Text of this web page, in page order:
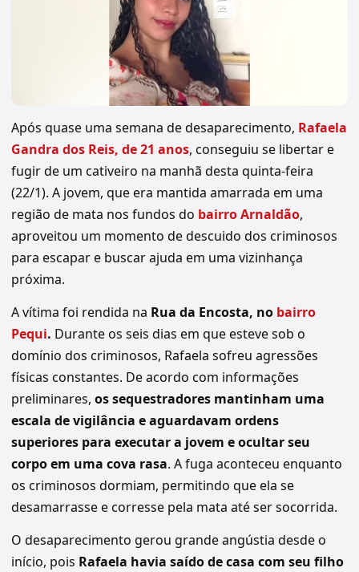
Após quase uma semana de desaparecimento, Rafaela
Gandra dos Reis, de 21 anos, conseguiu se libertar e
fugir de um cativeiro na manhã desta quinta-feira
(22/1). A jovem, que era mantida amarrada em uma
região de mata nos fundos do bairro Arnaldão,
aproveitou um momento de descuido dos criminosos
para escapar e buscar ajuda em uma vizinhança
próxima.
A vítima foi rendida na Rua da Encosta, no bairro
Pequi. Durante os seis dias em que esteve sob o
domínio dos criminosos, Rafaela sofreu agressões
físicas constantes. De acordo com informações
preliminares, os sequestradores mantinham uma
escala de vigilância e aguardavam ordens
superiores para executar a jovem e ocultar seu
corpo em uma cova rasa. A fuga aconteceu enquanto
os criminosos dormiam, permitindo que ela se
desamarrasse e corresse pela mata até ser socorrida.
O desaparecimento gerou grande angústia desde o
início, pois Rafaela havia saído de casa com seu filho